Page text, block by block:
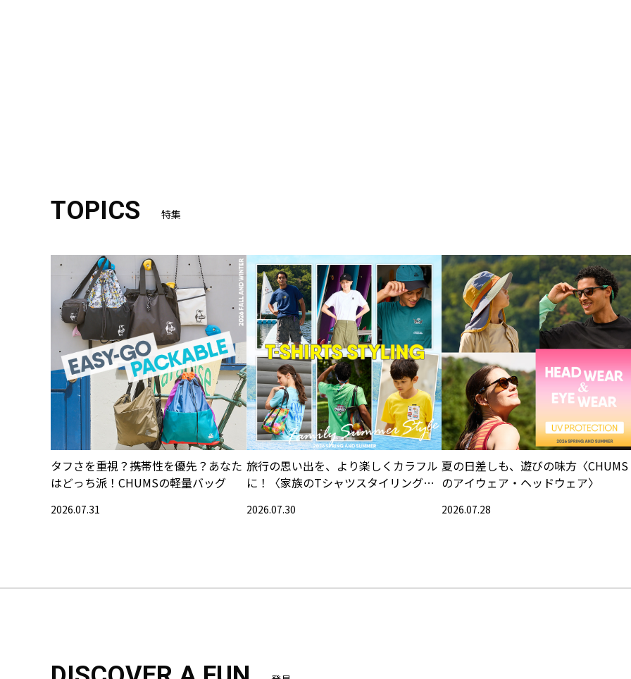
TOPICS 特集
タフさを重視？携帯性を優先？あなた
はどっち派！CHUMSの軽量バッグ
2026.07.31
旅行の思い出を、より楽しくカラフル
に！〈家族のTシャツスタイリング特
2026.07.30
夏の日差しも、遊びの味方〈CHUMS
のアイウェア・ヘッドウェア〉
2026.07.28